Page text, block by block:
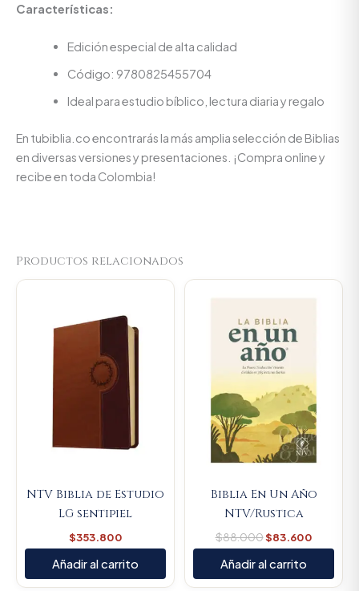
Características:
Edición especial de alta calidad
Código: 9780825455704
Ideal para estudio bíblico, lectura diaria y regalo
En tubiblia.co encontrarás la más amplia selección de Biblias
en diversas versiones y presentaciones. ¡Compra online y
recibe en toda Colombia!
Productos relacionados
NTV Biblia de Estudio
LG sentipiel
$353.800
Añadir al carrito
Biblia En Un Año
NTV/Rustica
$88.000
$88.000.
$83.600
Current
Añadir al carrito